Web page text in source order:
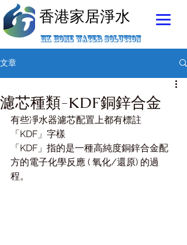
HK HOME WATER SOLUTION
香港家居淨水
香港家居淨水
文章
濾芯種類-KDF銅鋅合金
有些凈水器濾芯配置上都有標註
「KDF」字樣
「KDF」指的是一種高純度銅鋅合金配
方的電子化學反應 ( 氧化/還原) 的過
程。